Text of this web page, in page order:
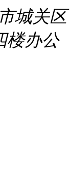
城关区
楼办公